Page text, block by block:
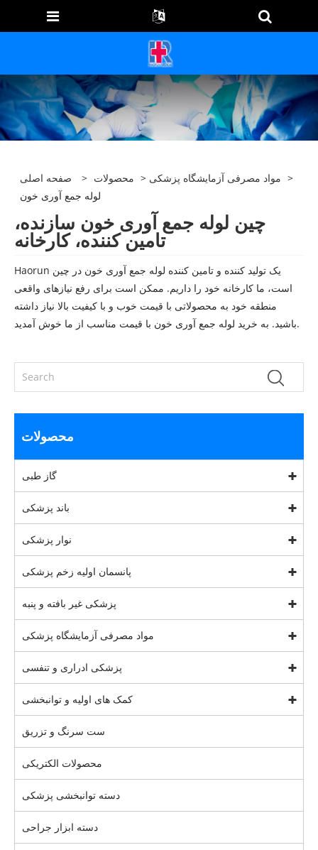
صفحه اصلی > محصولات > مواد مصرفی آزمایشگاه پزشکی >
لوله جمع آوری خون
چین لوله جمع آوری خون سازنده،
تامین کننده، کارخانه
Haorun یک تولید کننده و تامین کننده لوله جمع آوری خون در چین
است، ما کارخانه خود را داریم. ممکن است برای رفع نیازهای واقعی
منطقه خود به محصولاتی با قیمت خوب و با کیفیت بالا نیاز داشته
باشید. به خرید لوله جمع آوری خون با قیمت مناسب از ما خوش آمدید.
محصولات
گاز طبی
باند پزشکی
نوار پزشکی
پانسمان اولیه زخم پزشکی
پزشکی غیر بافته و پنبه
مواد مصرفی آزمایشگاه پزشکی
پزشکی ادراری و تنفسی
کمک های اولیه و توانبخشی
ست سرنگ و تزریق
محصولات الکتریکی
دسته توانبخشی پزشکی
دسته ابزار جراحی